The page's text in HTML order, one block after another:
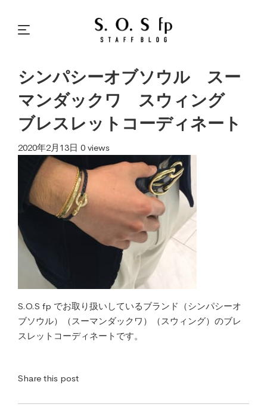
シンパシーオブソウル スー
マンダックワ スウィング
ブレスレットコーディネート
2020年2月13日 0 views
S.O.S fp でお取り扱いしているブランド（シンパシーオ
ブソウル）（スーマンダックワ）（スウィング）のブレ
スレットコーディネートです。
Share this post